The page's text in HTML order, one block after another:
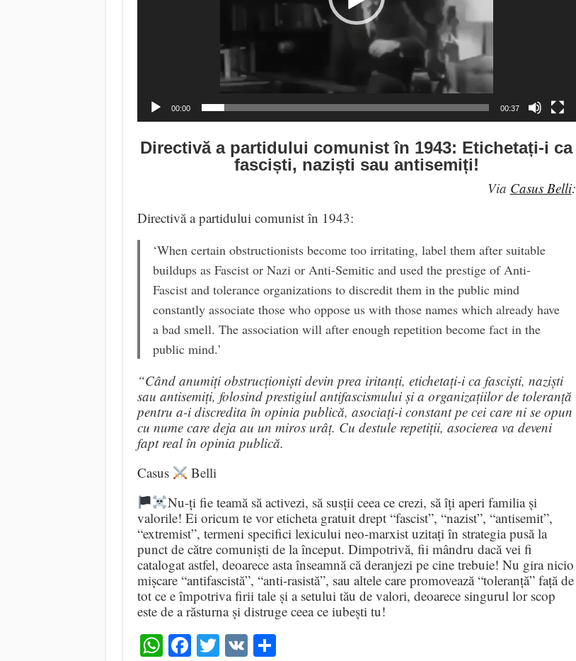
00:00 00:37
Directivă a partidului comunist în 1943: Etichetați-i ca
fasciști, naziști sau antisemiți!
Via Casus Belli:
Directivă a partidului comunist în 1943:
‘When certain obstructionists become too irritating, label them after suitable
buildups as Fascist or Nazi or Anti-Semitic and used the prestige of Anti-
Fascist and tolerance organizations to discredit them in the public mind
constantly associate those who oppose us with those names which already have
a bad smell. The association will after enough repetition become fact in the
public mind.’
“Când anumiți obstrucționiști devin prea iritanți, etichetați-i ca fasciști, naziști
sau antisemiți, folosind prestigiul antifascismului și a organizațiilor de toleranță
pentru a-i discredita în opinia publică, asociați-i constant pe cei care ni se opun
cu nume care deja au un miros urâț. Cu destule repetiții, asocierea va deveni
fapt real în opinia publică.
Casus
Belli
Nu-ți fie teamă să activezi, să susții ceea ce crezi, să îți aperi familia și
valorile! Ei oricum te vor eticheta gratuit drept “fascist”, “nazist”, “antisemit”,
“extremist”, termeni specifici lexicului neo-marxist uzitați în strategia pusă la
punct de către comuniști de la început. Dimpotrivă, fii mândru dacă vei fi
catalogat astfel, deoarece asta înseamnă că deranjezi pe cine trebuie! Nu gira nicio
mișcare “antifascistă”, “anti-rasistă”, sau altele care promovează “toleranță” față de
tot ce e împotriva firii tale și a setului tău de valori, deoarece singurul lor scop
este de a răsturna și distruge ceea ce iubești tu!
WhatsApp
Facebook
Twitter
VKShare